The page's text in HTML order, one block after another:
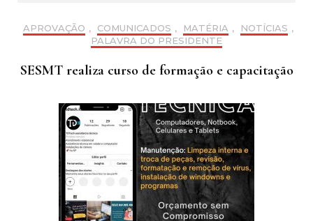
APROVAÇÃO , COMUNICADOS , MATÉRIA , NOTÍCIAS ,
PALAVRA DO PRESIDENTE
SESMT realiza curso de formação e capacitação